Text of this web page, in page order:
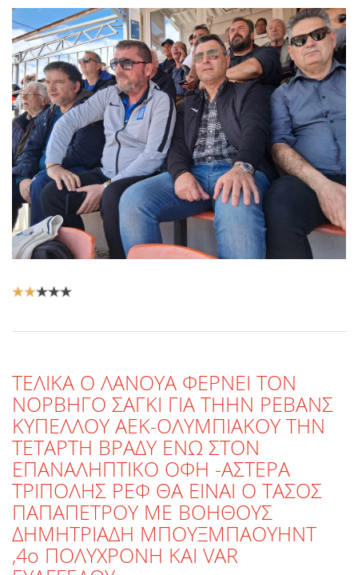
Αξιολόγηση
ΤΕΛΙΚΑ Ο ΛΑΝΟΥΑ ΦΕΡΝΕΙ ΤΟΝ
ΝΟΡΒΗΓΟ ΣΑΓΚΙ ΓΙΑ ΤΗΗΝ ΡΕΒΑΝΣ
ΚΥΠΕΛΛΟΥ ΑΕΚ-ΟΛΥΜΠΙΑΚΟΥ ΤΗΝ
ΤΕΤΑΡΤΗ ΒΡΑΔΥ ΕΝΩ ΣΤΟΝ
ΕΠΑΝΑΛΗΠΤΙΚΟ ΟΦΗ -ΑΣΤΕΡΑ
ΤΡΙΠΟΛΗΣ ΡΕΦ ΘΑ ΕΙΝΑΙ Ο ΤΑΣΟΣ
ΠΑΠΑΠΕΤΡΟΥ ΜΕ ΒΟΗΘΟΥΣ
ΔΗΜΗΤΡΙΑΔΗ ΜΠΟΥΞΜΠΑΟΥΗΝΤ
,4ο ΠΟΛΥΧΡΟΝΗ ΚΑΙ VAR